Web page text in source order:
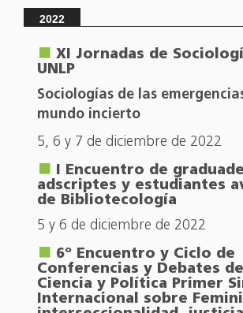
2022
XI Jornadas de
UNLP
Sociologías de las
mundo incierto
5, 6 y 7 de diciembre de 2022
I Encuentro de
adscriptes y estudiantes
de Bibliotecología
5 y 6 de diciembre de 2022
6º Encuentro y Ciclo de
Conferencias y Debates
Ciencia y Política Primer
Internacional sobre